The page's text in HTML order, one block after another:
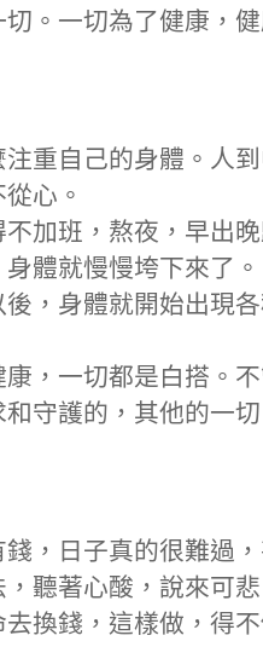
。一切為了健康，
重自己的身體。人
心。
加班，熬夜，早出
體就慢慢垮下來了。
，身體就開始出現各
，一切都是白搭。
守護的，其他的一
，日子真的很難過
聽著心酸，說來可悲
換錢，這樣做，得